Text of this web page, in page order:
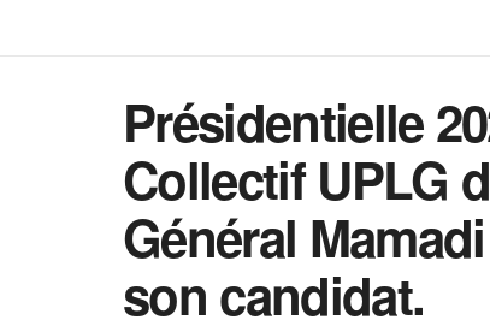
Présidentielle
Collectif UPLG
Général
son candidat.